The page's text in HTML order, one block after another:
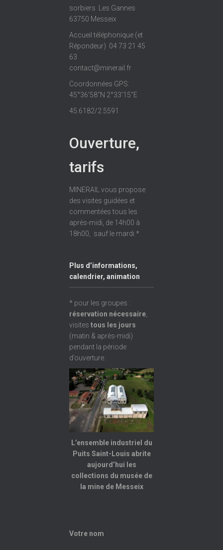
sorbiers Les Gannes
63750 Messeix
Accueil téléphonique (et
Répondeur) 04 73 21 45
63
contact@minerail.fr
Coordonnées GPS:
45°36’58″N 2°33’15″E
45.6182/2.5591
Ouverture,
tarifs
MINERAIL vous propose
des visites guidées et
commentées tous les
après-midi, de 14h00 à
18h00, sauf le mardi *
Plus d’informations,
calendrier, animation
* pour les groupes :
réservation nécessaire
visites tous les jours
(matin & après-midi)
pendant la période
d’ouverture.
L’ensemble industriel du
Puits Saint-Louis abrite
aujourd’hui les
collections du musée de
la mine de Messeix
Votre nom